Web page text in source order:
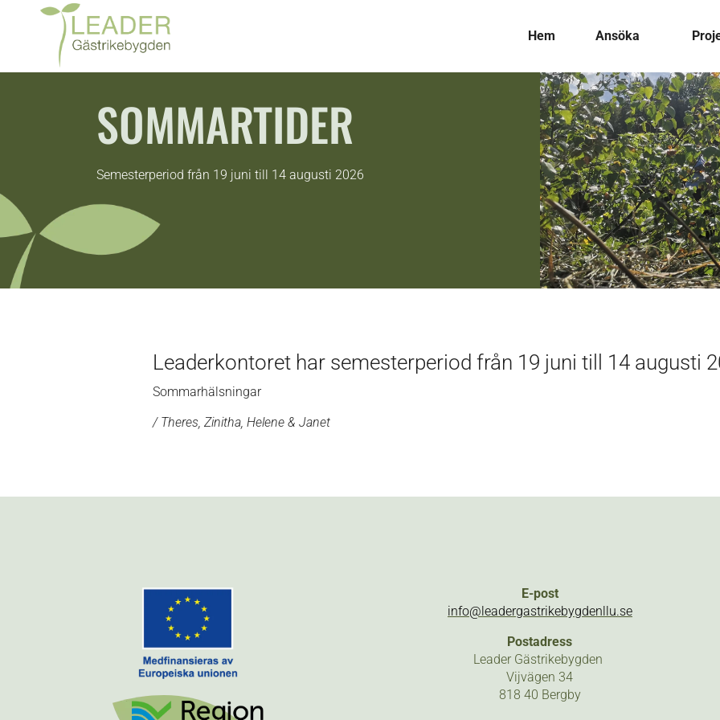
Hem Ansöka
SOMMARTIDER
Semesterperiod från 19 juni till 14 augusti 2026
Leaderkontoret har semesterperiod från 19 juni till 14 augusti
Sommarhälsningar
/ Theres, Zinitha, Helene & Janet
E-post
info@leadergastrikebygdenllu.se
Postadress
Leader Gästrikebygden
Vijvägen 34
818 40 Bergby